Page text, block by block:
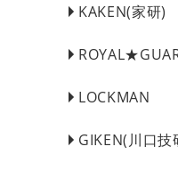
KAKEN(家研)
LOCKMAN
GIKEN(川口技